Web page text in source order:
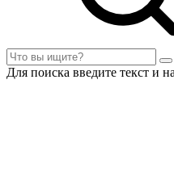
Для поиска введите текст и